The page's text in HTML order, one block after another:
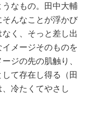
なもの。田中大輔
んなことが浮かび
く、そっと差し出
メージそのものを
ジの先の肌触り、
て存在し得る（田
冷たくてやさし